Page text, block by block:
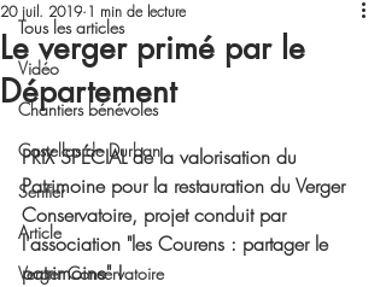
Tous les articles
Vidéo
Chantiers bénévoles
Castellas de Durban
Sentier
Article
Verger Conservatoire
Le verger primé par le
Département
20 juil. 2019 1 min de lecture
PRIX SPÉCIAL de la valorisation du
Patrimoine pour la restauration du Verger
Conservatoire, projet conduit par
l'association "les Courens : partager le
patrimoine" !